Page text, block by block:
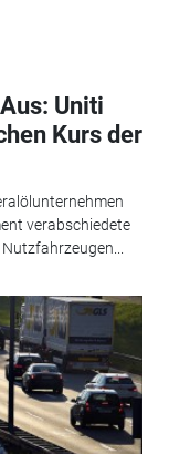
Uniti
Kurs der
verabschiedete